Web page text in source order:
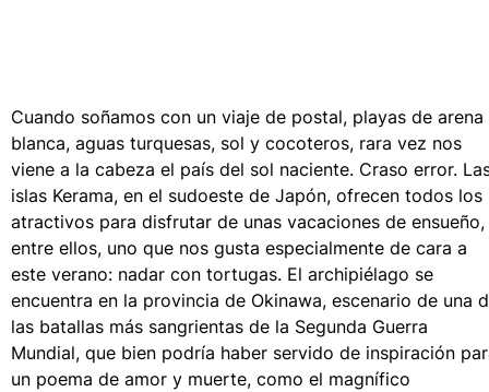
Cuando soñamos con un viaje de postal, playas de arena
blanca, aguas turquesas, sol y cocoteros, rara vez nos
viene a la cabeza el país del sol naciente. Craso error.
islas Kerama, en el sudoeste de Japón, ofrecen todos los
atractivos para disfrutar de unas vacaciones de ensueño,
entre ellos, uno que nos gusta especialmente de cara a
este verano: nadar con tortugas. El archipiélago se
encuentra en la provincia de Okinawa, escenario de una
las batallas más sangrientas de la Segunda Guerra
Mundial, que bien podría haber servido de inspiración
un poema de amor y muerte, como el magnífico